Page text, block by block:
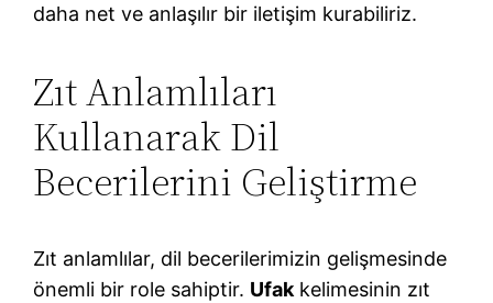
daha net ve anlaşılır bir iletişim kurabiliriz.
Zıt Anlamlıları
Kullanarak Dil
Becerilerini Geliştirme
Zıt anlamlılar, dil becerilerimizin gelişmesinde
önemli bir role sahiptir. Ufakkelimesinin zıt